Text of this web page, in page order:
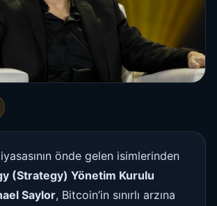
önde gelen isimlerinden
(Strategy) Yönetim Kurulu
Saylor, Bitcoin’in sınırlı arzına